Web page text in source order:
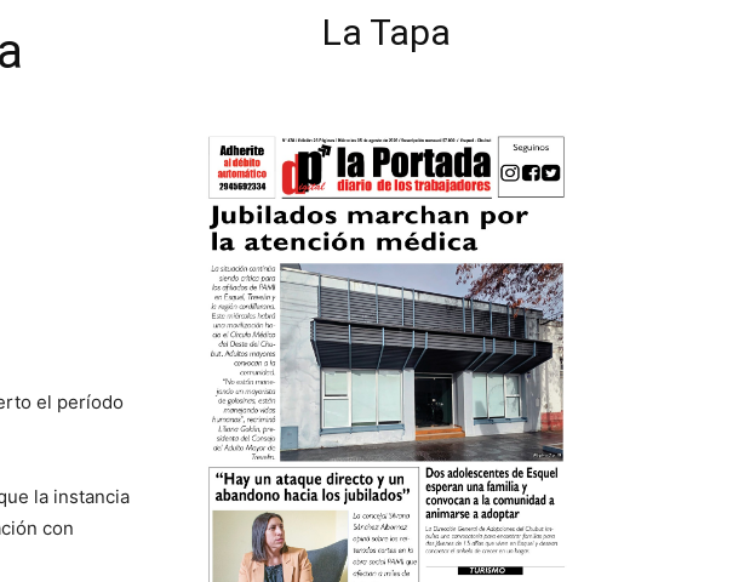
el período
la instancia
con
La Tapa